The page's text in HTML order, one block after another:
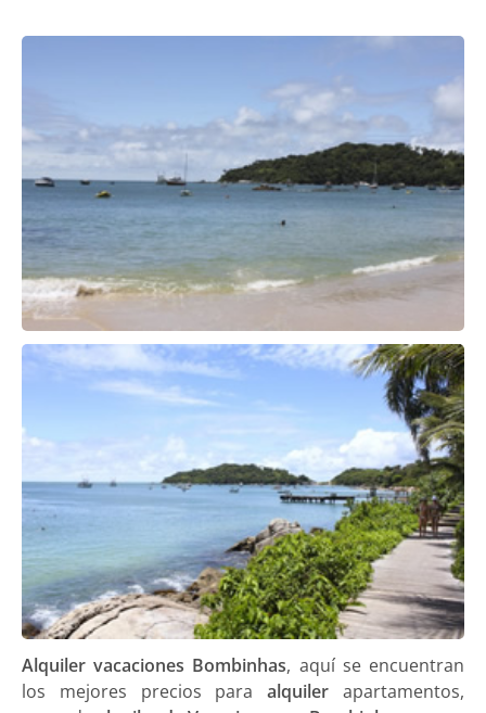
Alquiler vacaciones Bombinhas, aquí se encuentran
los mejores precios paraalquiler apartamentos,